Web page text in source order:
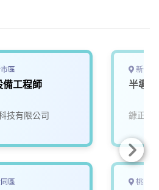
k
區
備工程師
技有限公司
區
新竹
半導
鏮正實
桃園